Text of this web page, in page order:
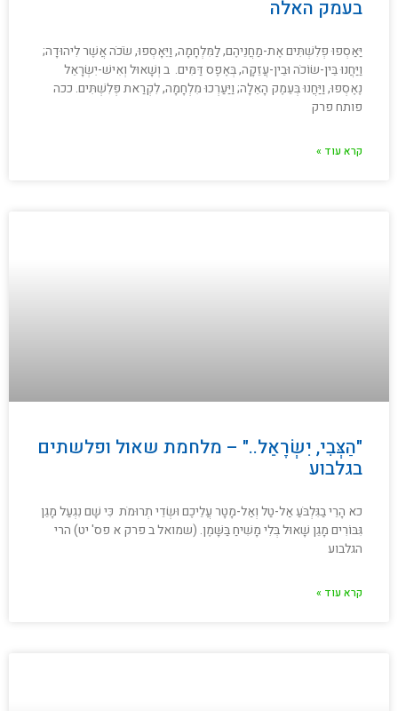
בעמק האלה
יַּאַסְפוּ פְלִשְׁתִּים אֶת-מַחֲנֵיהֶם, לַמִּלְחָמָה, וַיֵּאָסְפוּ, שֹׂכֹה אֲשֶׁר לִיהוּדָה;
וַיַּחֲנוּ בֵּין-שׂוֹכֹה וּבֵין-עֲזֵקָה, בְּאֶפֶס דַּמִּים. ב וְשָׁאוּל וְאִישׁ-יִשְׂרָאֵל
נֶאֶסְפוּ, וַיַּחֲנוּ בְּעֵמֶק הָאֵלָה; וַיַּעַרְכוּ מִלְחָמָה, לִקְרַאת פְּלִשְׁתִּים. ככה
פותח פרק
קרא עוד »
"הַצְּבִי, יִשְׂרָאֵל.." – מלחמת שאול ופלשתים
בגלבוע
כא הָרֵי בַגִּלְבֹּעַ אַל-טַל וְאַל-מָטָר עֲלֵיכֶם וּשְׂדֵי תְרוּמֹת כִּי שָׁם נִגְעַל מָגֵן
גִּבּוֹרִים מָגֵן שָׁאוּל בְּלִי מָשִׁיחַ בַּשָּׁמֶן. (שמואל ב פרק א פס' יט) הרי
הגלבוע
קרא עוד »